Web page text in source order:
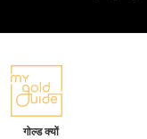
गोल्ड क्यों